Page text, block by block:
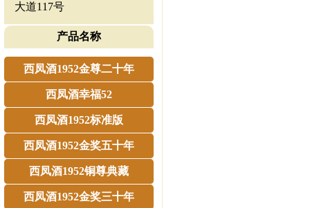
大道117号
产品名称
西凤酒1952金尊二十年
西凤酒幸福52
西凤酒1952标准版
西凤酒1952金奖五十年
西凤酒1952铜尊典藏
西凤酒1952金奖三十年